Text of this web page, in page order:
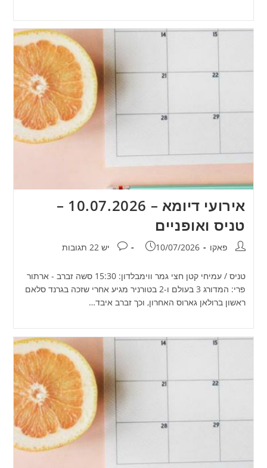
אירועי דיומא – 10.07.2026 –
טניס ואופניים
מחבר:פאקו פורסם:
10/07/2026 תגובות:
יש 22 תגובות
טניס / עמיחי קטן חצי גמר ווימבלדון: 15:30 סשה זברב - ארתור
פרי: המדורג 3 בעולם ו-2 בטורניר מגיע אחרי שזכה בגרנד סלאם
ראשון ברולאן גארוס האחרון, וכך זברב איבד…